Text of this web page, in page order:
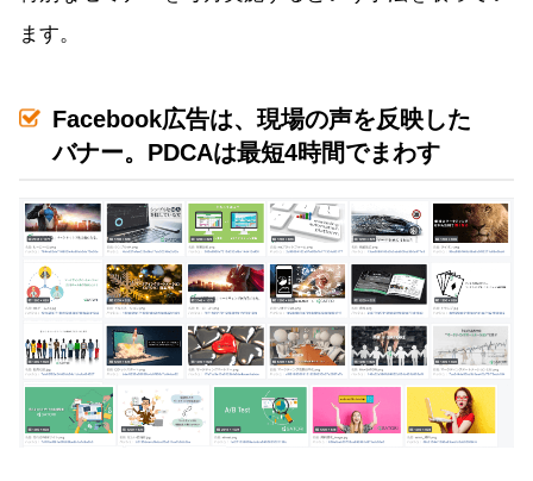
ます。
Facebook広告は、現場の声を反映した
バナー。PDCAは最短4時間でまわす